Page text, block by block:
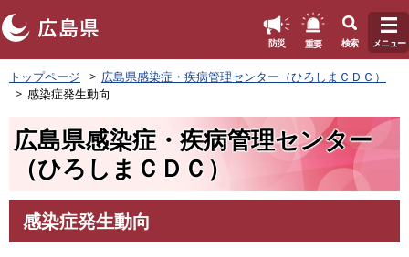
ペ
ー
す
防災 重要 検索 メニュー
トップページ
広島県感染症・疾病管理センター（ひろしまＣＤＣ）
感染症発生動向
広島県感染症・疾病管理センター
（ひろしまＣＤＣ）
文
感染症発生動向